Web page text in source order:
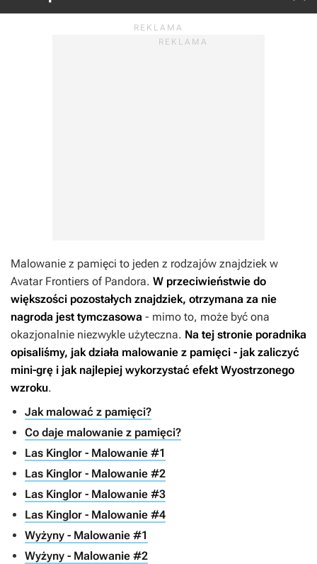
Malowanie z pamięci to jeden z rodzajów znajdziek w
Avatar Frontiers of Pandora. W przeciwieństwie do
większości pozostałych znajdziek, otrzymana za nie
nagroda jest tymczasowa - mimo to, może być ona
okazjonalnie niezwykle użyteczna. Na tej stronie poradnika
opisaliśmy, jak działa malowanie z pamięci - jak zaliczyć
mini-grę i jak najlepiej wykorzystać efekt Wyostrzonego
wzroku.
Jak malować z pamięci?
Co daje malowanie z pamięci?
Las Kinglor - Malowanie #1
Las Kinglor - Malowanie #2
Las Kinglor - Malowanie #3
Las Kinglor - Malowanie #4
Wyżyny - Malowanie #1
Wyżyny - Malowanie #2